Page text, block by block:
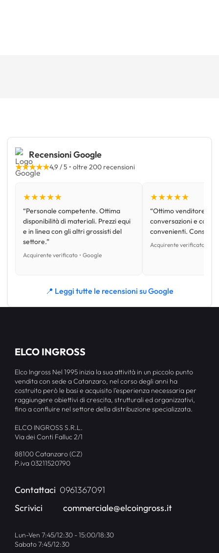
Recensioni Google
★★★★★4,9 / 5 • oltre 200 recensioni
★★★★★
“Personale competente. Ottima
disponibilità di materiali. Prezzi equi
e in linea con gli altri grossisti del
settore.”
Acquirente verificato • Google
★★★★★
“Ottimo venditore,
conversazioni e con
convenienti.
Acquirente verificato •
📍 Leggi tutte le recensioni su Google
ELCO INGROSS
Elco Ingross Nel 1995 inizia la sua attività in un piccolo punto
vendita con sede a Catanzaro, nel corso degli anni ha
costruito però le basi e acquisito l’esperienza necessaria per
raggiungere obiettivi di crescita, strutturali ed organizzativi,
fino a confluire nel settore della distribuzione specializzata.
ELCO INGROSS S.R.L.
Via dei Conti Falluc 2/1
88100 Catanzaro (CZ)
P.iva 03211520790
Contattaci 0961367091
Scrivici
commerciale@elcoingross.it
Lun-Ven 7:45/12:30 - 15:00/18:30
Sabato 7:45/12:30